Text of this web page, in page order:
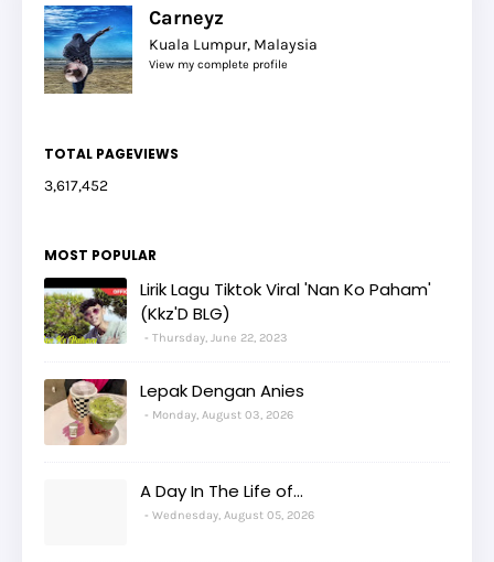
Carneyz
Kuala Lumpur, Malaysia
View my complete profile
TOTAL PAGEVIEWS
3,617,452
MOST POPULAR
Lirik Lagu Tiktok Viral 'Nan Ko Paham'
(Kkz'D BLG)
Thursday, June 22, 2023
Lepak Dengan Anies
Monday, August 03, 2026
A Day In The Life of...
Wednesday, August 05, 2026